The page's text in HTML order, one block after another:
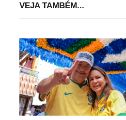
VEJA TAMBÉM...